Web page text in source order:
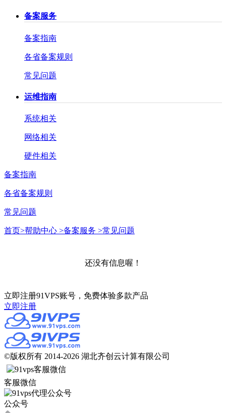
备案服务
备案指南
各省备案规则
常见问题
运维指南
系统相关
网络相关
硬件相关
备案指南
各省备案规则
常见问题
首页>帮助中心 >备案服务 >常见问题
还没有信息喔！
立即注册91VPS账号，免费体验多款产品
立即注册
©版权所有 2014-2026 湖北齐创云计算有限公司
客服微信
公众号